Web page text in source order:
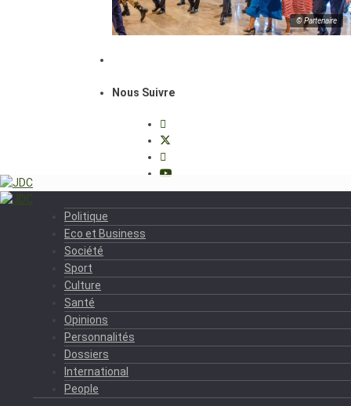
© Partenaire
Nous Suivre
Politique
Eco et Business
Société
Sport
Culture
Santé
Opinions
Personnalités
Dossiers
International
People